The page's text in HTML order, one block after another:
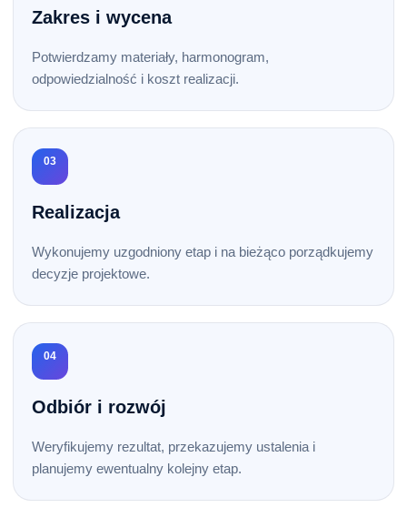
Zakres i wycena
Potwierdzamy materiały, harmonogram,
odpowiedzialność i koszt realizacji.
03
Realizacja
Wykonujemy uzgodniony etap i na bieżąco porządkujemy
decyzje projektowe.
04
Odbiór i rozwój
Weryfikujemy rezultat, przekazujemy ustalenia i
planujemy ewentualny kolejny etap.